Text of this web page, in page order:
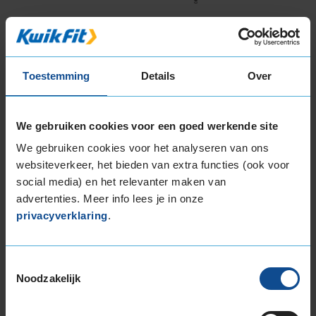
Toestemming Details Over
We gebruiken cookies voor een goed werkende site
We gebruiken cookies voor het analyseren van ons
websiteverkeer, het bieden van extra functies (ook voor
social media) en het relevanter maken van
advertenties. Meer info lees je in onze
privacyverklaring.
Noodzakelijk
De fabrikant van deze band heeft op dit
moment geen waarde voor de
brandstofefficiëntie van deze band beschikbaar.
gewaardeerd met een C-label, wat betekent dat
deze band goede grip heeft bij natte
weersomstandigheden.
De band heeft een extern rolgeluid van 72 dB
met B-notering, wat betekent dat deze band
bandenlabel van deze band, klik dan